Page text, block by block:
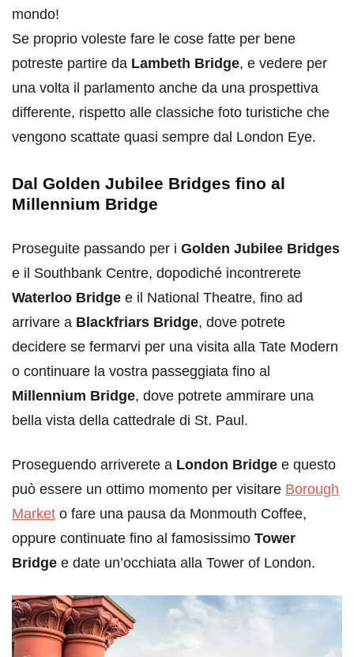
mondo!
Se proprio voleste fare le cose fatte per bene
potreste partire da Lambeth Bridge, e vedere per
una volta il parlamento anche da una prospettiva
differente, rispetto alle classiche foto turistiche che
vengono scattate quasi sempre dal London Eye.
Dal Golden Jubilee Bridges fino al
Millennium Bridge
Proseguite passando per i Golden Jubilee Bridges
e il Southbank Centre, dopodiché incontrerete
Waterloo Bridge e il National Theatre, fino ad
arrivare a Blackfriars Bridge, dove potrete
decidere se fermarvi per una visita alla Tate Modern
o continuare la vostra passeggiata fino al
Millennium Bridge, dove potrete ammirare una
bella vista della cattedrale di St. Paul.
Proseguendo arriverete a London Bridge e questo
può essere un ottimo momento per visitare Borough
Market o fare una pausa da Monmouth Coffee,
oppure continuate fino al famosissimo Tower
Bridge e date un’occhiata alla Tower of London.